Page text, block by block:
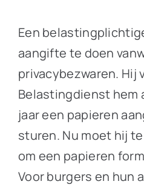
Een
aangifte te doen
privacybezwaren. Hij
Belastingdienst hem
jaar een papieren
sturen. Nu moet hij
om een papieren
Voor burgers en hun